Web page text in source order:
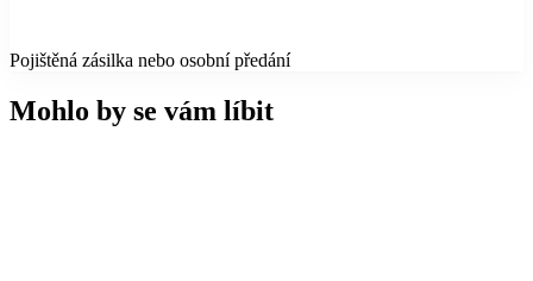
Pojištěná zásilka nebo osobní předání
Mohlo by se vám líbit